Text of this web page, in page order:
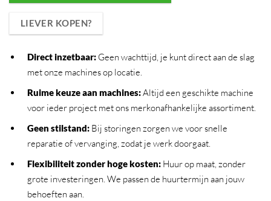
LIEVER KOPEN?
Direct inzetbaar:Geen wachttijd, je kunt direct aan de slag
met onze machines op locatie.
Ruime keuze aan machines:Altijd een geschikte machine
voor ieder project met ons merkonafhankelijke assortiment.
Geen stilstand:Bij storingen zorgen we voor snelle
reparatie of vervanging, zodat je werk doorgaat.
Flexibiliteit zonder hoge kosten:Huur op maat, zonder
grote investeringen. We passen de huurtermijn aan jouw
behoeften aan.